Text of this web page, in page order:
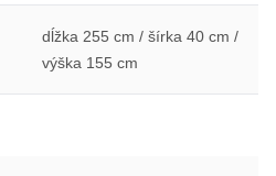
dĺžka 255 cm / šírka 40 cm /
výška 155 cm